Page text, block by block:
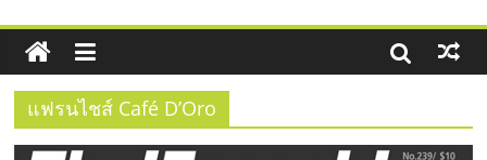
ธุรกิจ
SME
แฟรนไชส์ Café D’Oro